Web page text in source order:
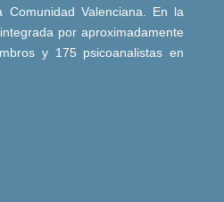
Comunidad Valenciana. En la
por aproximadamente
y 175 psicoanalistas en